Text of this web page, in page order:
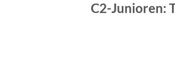
C2-Junioren: